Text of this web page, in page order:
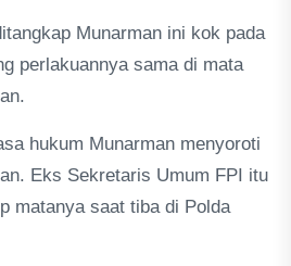
Munarman ini kok pada
perlakuannya sama di mata
hukum Munarman menyoroti
Eks Sekretaris Umum FPI itu
matanya saat tiba di Polda